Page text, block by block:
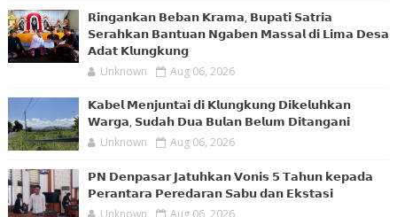
𝗥𝗶𝗻𝗴𝗮𝗻𝗸𝗮𝗻 𝗕𝗲𝗯𝗮𝗻 𝗞𝗿𝗮𝗺𝗮, 𝗕𝘂𝗽𝗮𝘁𝗶 𝗦𝗮𝘁𝗿𝗶𝗮
𝗦𝗲𝗿𝗮𝗵𝗸𝗮𝗻 𝗕𝗮𝗻𝘁𝘂𝗮𝗻 𝗡𝗴𝗮𝗯𝗲𝗻 𝗠𝗮𝘀𝘀𝗮𝗹 𝗱𝗶 𝗟𝗶𝗺𝗮 𝗗𝗲𝘀𝗮
𝗔𝗱𝗮𝘁 𝗞𝗹𝘂𝗻𝗴𝗸𝘂𝗻𝗴
Unknown Aug 06, 2026
𝗞𝗮𝗯𝗲𝗹 𝗠𝗲𝗻𝗷𝘂𝗻𝘁𝗮𝗶 𝗱𝗶 𝗞𝗹𝘂𝗻𝗴𝗸𝘂𝗻𝗴 𝗗𝗶𝗸𝗲𝗹𝘂𝗵𝗸𝗮𝗻
𝗪𝗮𝗿𝗴𝗮, 𝗦𝘂𝗱𝗮𝗵 𝗗𝘂𝗮 𝗕𝘂𝗹𝗮𝗻 𝗕𝗲𝗹𝘂𝗺 𝗗𝗶𝘁𝗮𝗻𝗴𝗮𝗻𝗶
Unknown Aug 06, 2026
𝗣𝗡 𝗗𝗲𝗻𝗽𝗮𝘀𝗮𝗿 𝗝𝗮𝘁𝘂𝗵𝗸𝗮𝗻 𝗩𝗼𝗻𝗶𝘀 𝟱 𝗧𝗮𝗵𝘂𝗻 𝗸𝗲𝗽𝗮𝗱𝗮
𝗣𝗲𝗿𝗮𝗻𝘁𝗮𝗿𝗮 𝗣𝗲𝗿𝗲𝗱𝗮𝗿𝗮𝗻 𝗦𝗮𝗯𝘂 𝗱𝗮𝗻 𝗘𝗸𝘀𝘁𝗮𝘀𝗶